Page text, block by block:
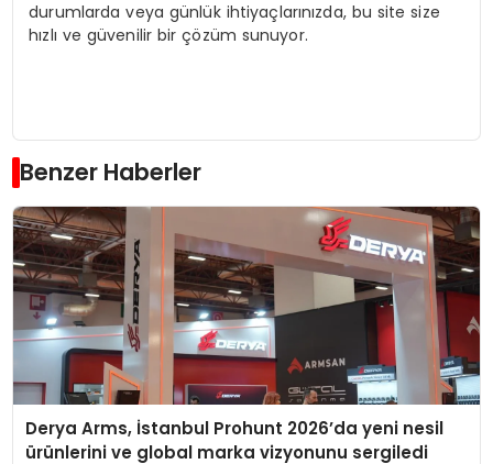
durumlarda veya günlük ihtiyaçlarınızda, bu site size
hızlı ve güvenilir bir çözüm sunuyor.
Benzer Haberler
Derya Arms, İstanbul Prohunt 2026’da yeni nesil
ürünlerini ve global marka vizyonunu sergiledi